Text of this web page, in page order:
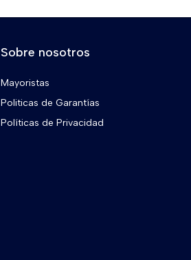
Sobre nosotros
Mayoristas
Politicas de Garantías
Políticas de Privacidad